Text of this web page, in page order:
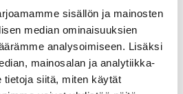
sisällön ja mainosten
median ominaisuuksien
analysoimiseen. Lisäksi
mainosalan ja analytiikka-
tietoja siitä, miten käytät
ja nuorten
yhteiskunnalle kustannuksia,
ongelmien suorat
ovat Suomessa vuosittain yli 10